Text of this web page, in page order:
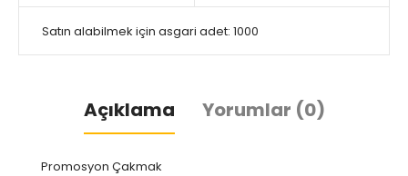
Satın alabilmek için asgari adet: 1000
Açıklama Yorumlar (0)
Promosyon Çakmak